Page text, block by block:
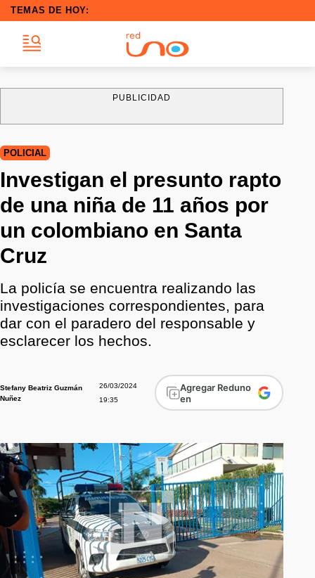
TEMAS DE HOY:
PUBLICIDAD
POLICIAL
Investigan el presunto rapto
de una niña de 11 años por
un colombiano en Santa
Cruz
La policía se encuentra realizando las
investigaciones correspondientes, para
dar con el paradero del responsable y
esclarecer los hechos.
Stefany Beatriz Guzmán
Nuñez
26/03/2024
19:35
Agregar Reduno
en